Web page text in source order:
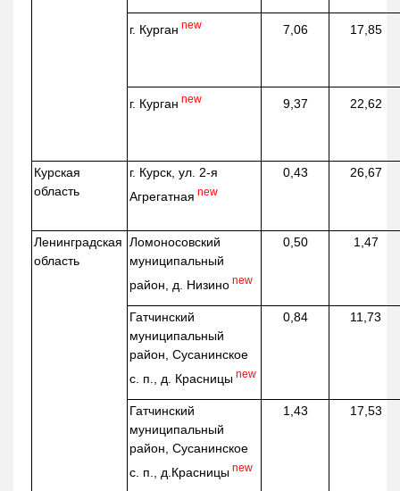
г. Курган new 7,06 17,85
г. Курган new 9,37 22,62
Курская
область
г. Курск, ул. 2-я
Агрегатная new
0,43 26,67
Ленинградская
область
Ломоносовский
муниципальный
район, д. Низино new
0,50 1,47
Гатчинский
муниципальный
район, Сусанинское
с. п., д. Красницы new
0,84 11,73
Гатчинский
муниципальный
район, Сусанинское
с. п., д.Красницы new
1,43 17,53